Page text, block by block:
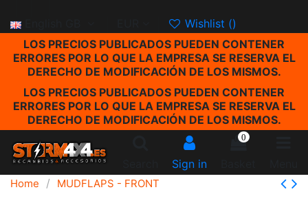
Wishlist ()
LOS PRECIOS PUBLICADOS PUEDEN CONTENER
ERRORES POR LO QUE LA EMPRESA SE RESERVA EL
DERECHO DE MODIFICACIÓN DE LOS MISMOS.
LOS PRECIOS PUBLICADOS PUEDEN CONTENER
ERRORES POR LO QUE LA EMPRESA SE RESERVA EL
DERECHO DE MODIFICACIÓN DE LOS MISMOS.
Sign in
0
Home MUDFLAPS - FRONT